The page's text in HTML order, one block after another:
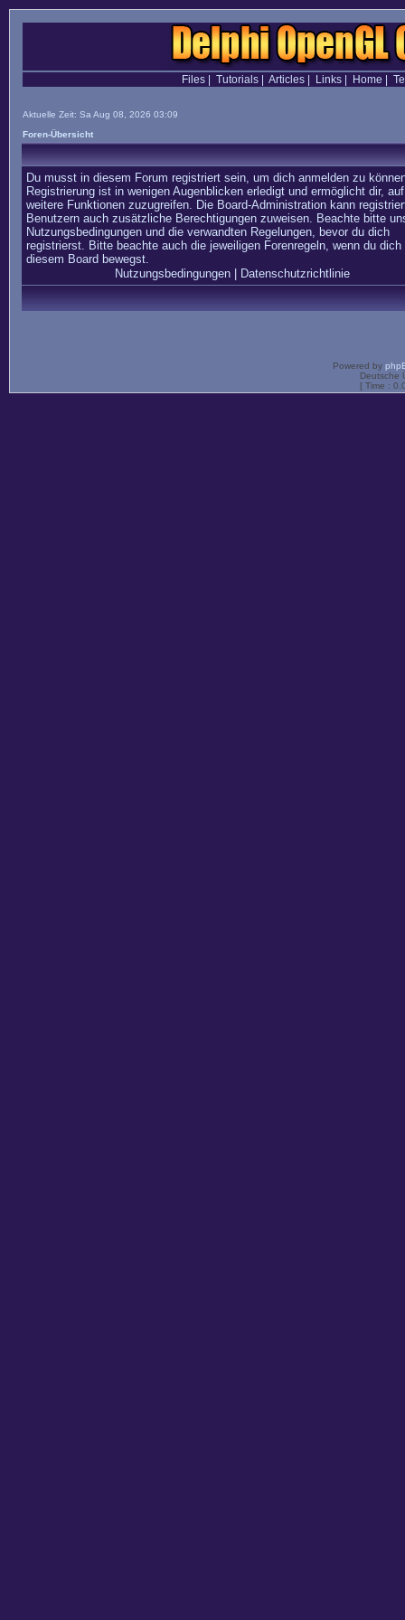
Files| Tutorials| Articles| Links| Home
Aktuelle Zeit: Sa Aug 08, 2026 03:09
Foren-Übersicht
Du musst in diesem Forum registriert sein, um dich anmelden zu
Registrierung ist in wenigen Augenblicken erledigt und ermöglicht dir, auf
weitere Funktionen zuzugreifen. Die Board-Administration kann
Benutzern auch zusätzliche Berechtigungen zuweisen. Beachte bitte
Nutzungsbedingungen und die verwandten Regelungen, bevor du dich
registrierst. Bitte beachte auch die jeweiligen Forenregeln, wenn du dich
diesem Board bewegst.
Nutzungsbedingungen| Datenschutzrichtlinie
Powered by
Deutsche
[ Time :